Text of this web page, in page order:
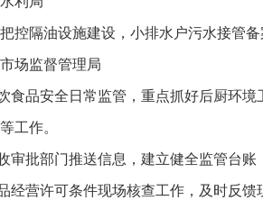
控隔油设施建设，小排水户污水接管
市场监督管理局
食品安全日常监管，重点抓好后厨环
工作。
审批部门推送信息，建立健全监管台
经营许可条件现场核查工作，及时反馈